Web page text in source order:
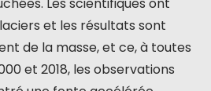
Les scientifiques ont
et les résultats sont
de la masse, et ce, à toutes
et 2018, les observations